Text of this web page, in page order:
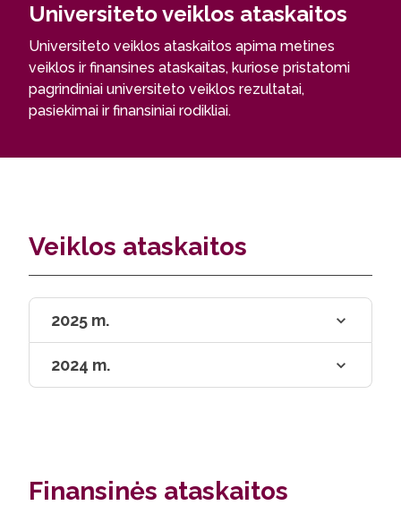
Universiteto veiklos ataskaitos
Universiteto veiklos ataskaitos apima metines
veiklos ir finansines ataskaitas, kuriose pristatomi
pagrindiniai universiteto veiklos rezultatai,
pasiekimai ir finansiniai rodikliai.
Veiklos ataskaitos
2025 m.
2024 m.
Finansinės ataskaitos